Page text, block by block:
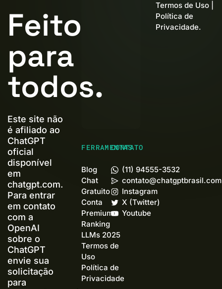
Feito
para
todos.
Este site não
é afiliado ao
ChatGPT
oficial
disponível
em
chatgpt.com.
Para entrar
em contato
com a
OpenAI
sobre o
ChatGPT
envie sua
solicitação
para
FERRAMENTAS
Blog
Chat
Gratuito
Conta
Premium+
Ranking
LLMs 2025
Termos de
Uso
Política de
Privacidade
CONTATO
(11) 94555-3532
Instagram
X (Twitter)
Youtube
Termos de Uso|
Política de
Privacidade.